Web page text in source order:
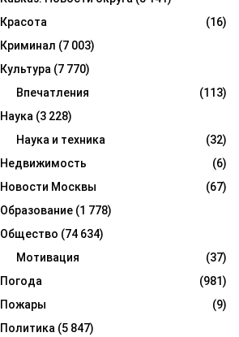
Красота
(16)
Криминал (7 003)
Культура (7 770)
Впечатления
(113)
Наука (3 228)
Наука и техника
(32)
Недвижимость
(6)
Новости Москвы
(67)
Образование (1 778)
Общество (74 634)
Мотивация
(37)
Погода
(981)
Пожары
(9)
Политика (5 847)